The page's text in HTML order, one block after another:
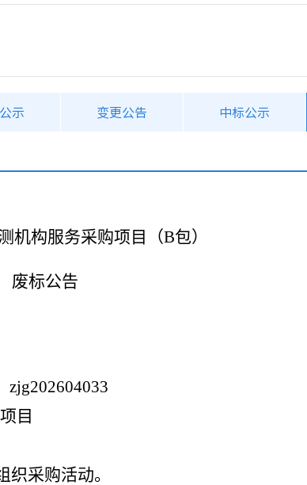
示 变更公告 中标公示
机构服务采购项目（B包）
废标公告
zjg202604033
目
采购活动。